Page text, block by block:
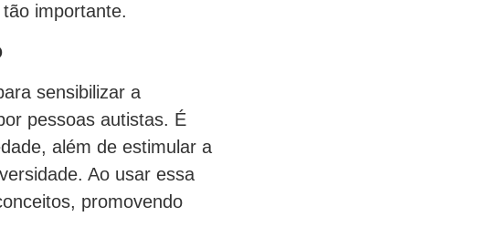
importante.
sensibilizar a
pessoas autistas. É
além de estimular a
Ao usar essa
promovendo